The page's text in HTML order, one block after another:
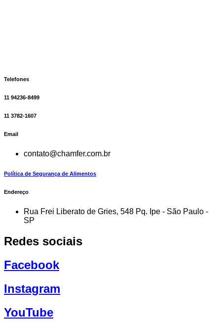
Telefones
11 94236-8499
11 3782-1607
Email
contato@chamfer.com.br
Política de Segurança de Alimentos
Endereço
Rua Frei Liberato de Gries, 548 Pq. Ipe - São Paulo -
SP
Redes sociais
Facebook
Instagram
YouTube